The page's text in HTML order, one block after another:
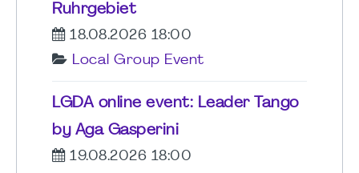
Ruhrgebiet
18.08.2026 18:00
Local Group Event
LGDA online event: Leader Tango
by Aga Gasperini
19.08.2026 18:00